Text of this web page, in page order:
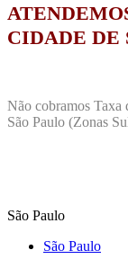
CIDADE DE
Não cobramos Taxa
São Paulo (Zonas
São Paulo
São Paulo